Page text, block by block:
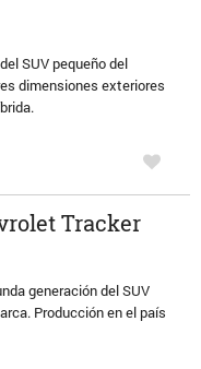
SUV pequeño del
dimensiones exteriores
Tracker
generación del SUV
Producción en el país